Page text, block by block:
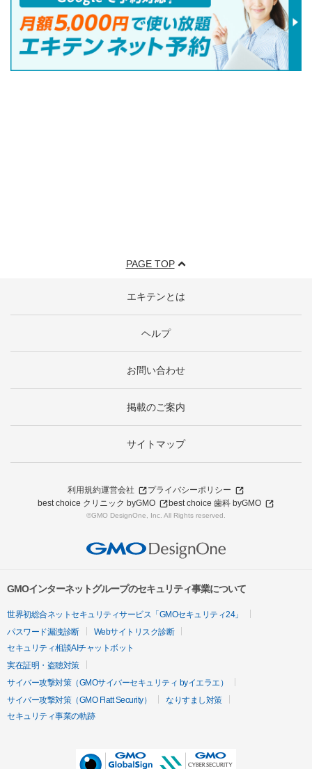
PAGE TOP
エキテンとは
ヘルプ
お問い合わせ
掲載のご案内
サイトマップ
利用規約運営会社
プライバシーポリシー
best choice クリニック byGMO
best choice 歯科 byGMO
©GMO DesignOne, Inc. All Rights reserved.
GMOインターネットグループのセキュリティ事業について
世界初総合ネットセキュリティサービス「GMOセキュリティ24」
パスワード漏洩診断
Webサイトリスク診断
セキュリティ相談AIチャットボット
実在証明・盗聴対策
サイバー攻撃対策（GMOサイバーセキュリティ byイエラエ）
サイバー攻撃対策（GMO Flatt Security）
なりすまし対策
セキュリティ事業の軌跡